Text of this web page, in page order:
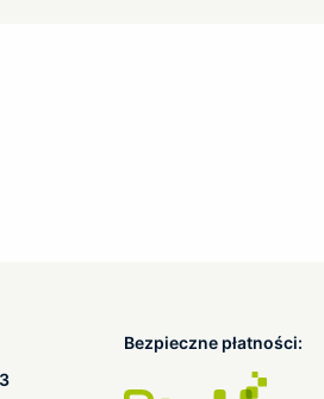
Bezpieczne płatności: